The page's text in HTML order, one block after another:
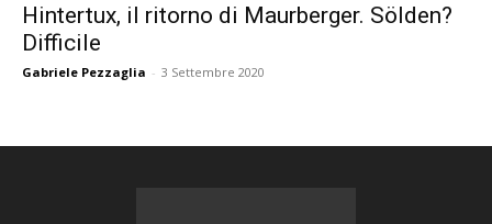
Hintertux, il ritorno di Maurberger. Sölden?
Difficile
Gabriele Pezzaglia - 3 Settembre 2020